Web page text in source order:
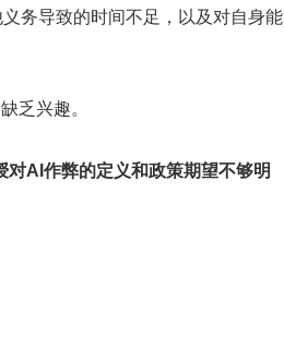
务导致的时间不足，以及对自身能
乏兴趣。
对AI 作弊的定义和政策期望不够明